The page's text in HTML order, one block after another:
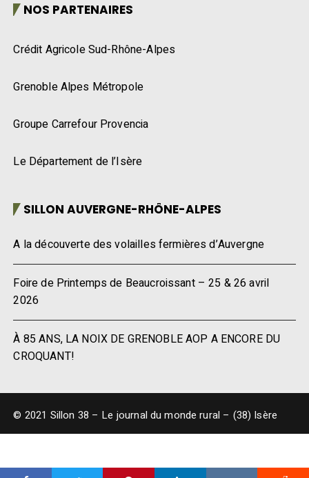
NOS PARTENAIRES
Crédit Agricole Sud-Rhône-Alpes
Grenoble Alpes Métropole
Groupe Carrefour Provencia
Le Département de l’Isère
SILLON AUVERGNE-RHÔNE-ALPES
A la découverte des volailles fermières d’Auvergne
Foire de Printemps de Beaucroissant – 25 & 26 avril
2026
À 85 ANS, LA NOIX DE GRENOBLE AOP A ENCORE DU
CROQUANT!
© 2021 Sillon 38 – Le journal du monde rural – (38) Isère